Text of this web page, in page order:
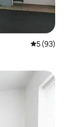
Середня
5 (93)